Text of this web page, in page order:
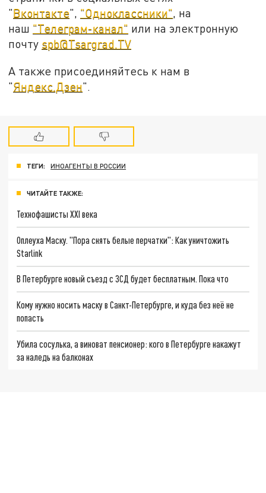
"Вконтакте", "Одноклассники", на
наш "Телеграм-канал" или на электронную
почту spb@Tsargrad.TV
А также присоединяйтесь к нам в
"Яндекс.Дзен".
ТЕГИ: ИНОАГЕНТЫ В РОССИИ
ЧИТАЙТЕ ТАКЖЕ:
Технофашисты XXI века
Оплеуха Маску. "Пора снять белые перчатки": Как уничтожить
Starlink
В Петербурге новый съезд с ЗСД будет бесплатным. Пока что
Кому нужно носить маску в Санкт-Петербурге, и куда без неё не
попасть
Убила сосулька, а виноват пенсионер: кого в Петербурге накажут
за наледь на балконах